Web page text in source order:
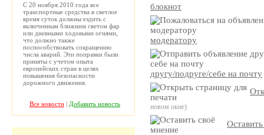
блокнот
модератору
другу/подруге/себе на почту
новом окне)
С 20 ноября 2010 года все
транспортные средства в светлое
время суток должны ездить с
включенным ближним светом фар
или дневными ходовыми огнями,
что должно также
поспособствовать сокращению
числа аварий. Эти поправки были
приняты с учетом опыта
европейских стран в целях
повышения безопасности
дорожного движения.
Все новости| Добавить новость